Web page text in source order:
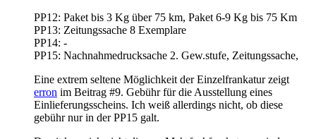
PP12: Paket bis 3 Kg über 75 km, Paket 6-9 Kg bis 75 Km
PP13: Zeitungssache 8 Exemplare
PP14: -
PP15: Nachnahmedrucksache 2. Gew.stufe, Zeitungssache,
Eine extrem seltene Möglichkeit der Einzelfrankatur zeigt
erron im Beitrag #9. Gebühr für die Ausstellung eines
Einlieferungsscheins. Ich weiß allerdings nicht, ob diese
gebühr nur in der PP15 galt.